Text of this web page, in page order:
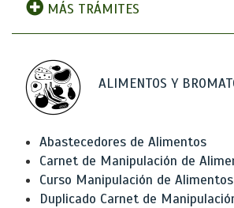
MÁS TRÁMITES
ALIMENTOS Y
Abastecedores de Alimentos
Carnet de Manipulación de
Curso Manipulación de Alimentos
Duplicado Carnet de